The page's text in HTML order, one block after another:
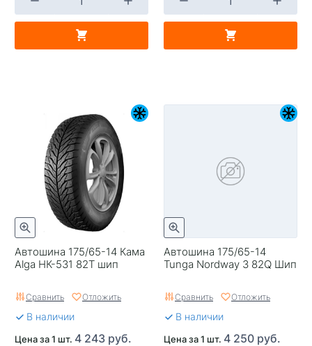
Автошина 175/65-14 Кама
Alga НК-531 82T шип
Сравнить Отложить
В наличии
Цена за 1 шт. 4 243 руб.
Автошина 175/65-14
Tunga Nordway 3 82Q Шип
Сравнить Отложить
В наличии
Цена за 1 шт. 4 250 руб.